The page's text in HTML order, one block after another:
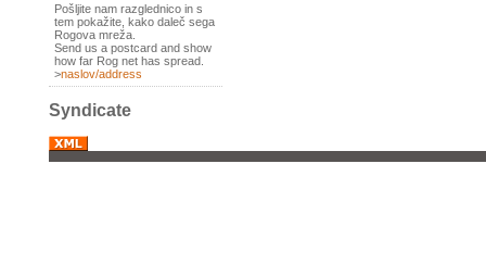
Pošljite nam razglednico in s
tem pokažite, kako daleč sega
Rogova mreža.
Send us a postcard and show
how far Rog net has spread.
>naslov/address
Syndicate